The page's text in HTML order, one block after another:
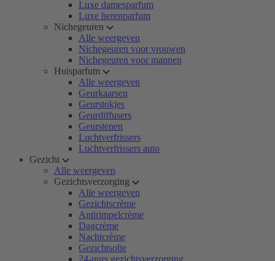
Luxe damesparfum
Luxe herenparfum
Nichegeuren
Alle weergeven
Nichegeuren voor vrouwen
Nichegeuren voor mannen
Huisparfum
Alle weergeven
Geurkaarsen
Geurstokjes
Geurdiffusers
Geurstenen
Luchtverfrissers
Luchtverfrissers auto
Gezicht
Alle weergeven
Gezichtsverzorging
Alle weergeven
Gezichtscrème
Antirimpelcrème
Dagcrème
Nachtcrème
Gezichtsolie
24-uurs gezichtsverzorging